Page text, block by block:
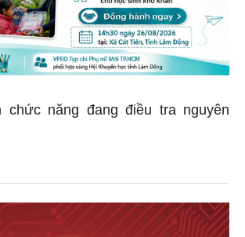
chức năng đang điều tra nguyên